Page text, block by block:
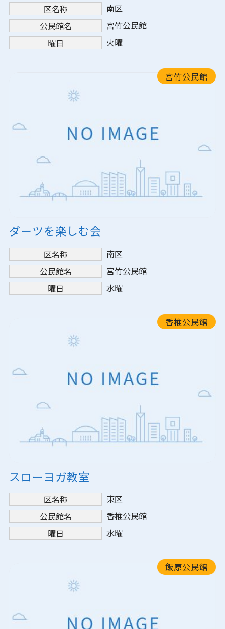
区名称
南区
公民館名
宮竹公民館
曜日
火曜
宮竹公民館
ダーツを楽しむ会
区名称
南区
公民館名
宮竹公民館
曜日
水曜
香椎公民館
スローヨガ教室
区名称
東区
公民館名
香椎公民館
曜日
水曜
飯原公民館